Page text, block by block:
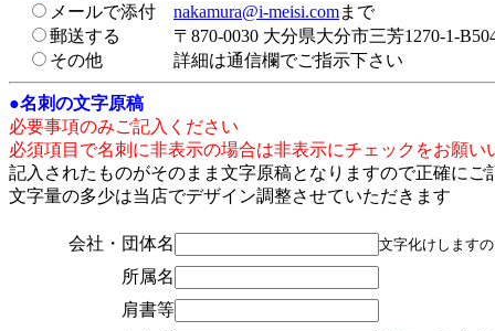
メールで添付 nakamura@i-meisi.comまで
郵送する 〒870-0030 大分県大分市三芳1270-1-
その他 詳細は通信欄でご指示下さい
●名刺の文字原稿
必要事項のみご記入ください
必須項目で名刺に非表示の場合は非表示にチェックをお願い
記入されたものがそのまま文字原稿となりますので正確にご
文字量の多少は当店でデザイン調整させていただきます
会社・団体名 文字化けします
所属名
肩書等